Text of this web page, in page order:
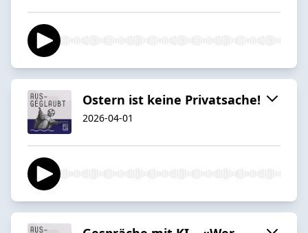
Ostern ist keine Privatsache!
2026-04-01